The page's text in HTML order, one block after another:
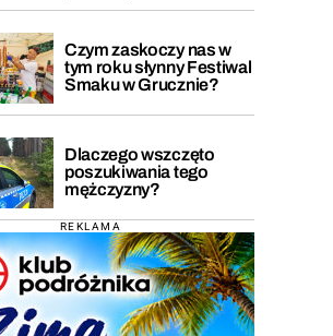
Czym zaskoczy nas w
tym roku słynny Festiwal
Smaku w Grucznie?
Dlaczego wszczęto
poszukiwania tego
mężczyzny?
REKLAMA